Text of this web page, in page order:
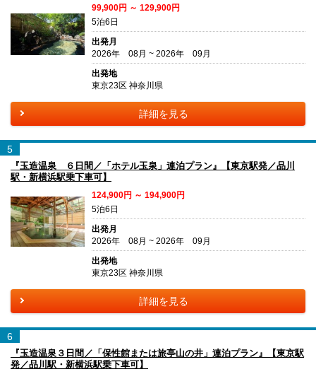
99,900円 ～ 129,900円
5泊6日
出発月
2026年 08月 ~ 2026年 09月
出発地
東京23区 神奈川県
詳細を見る
5
『玉造温泉 ６日間／「ホテル玉泉」連泊プラン』【東京駅発／品川
駅・新横浜駅乗下車可】
124,900円 ～ 194,900円
5泊6日
出発月
2026年 08月 ~ 2026年 09月
出発地
東京23区 神奈川県
詳細を見る
6
『玉造温泉３日間／「保性館または旅亭山の井」連泊プラン』【東京駅
発／品川駅・新横浜駅乗下車可】